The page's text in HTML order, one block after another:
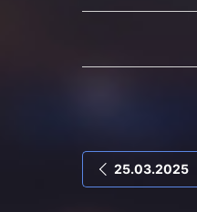
25.03.2025